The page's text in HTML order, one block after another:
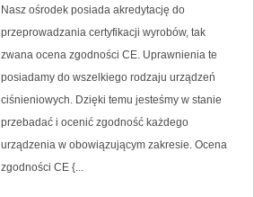
Nasz ośrodek posiada akredytację do
przeprowadzania certyfikacji wyrobów, tak
zwana ocena zgodności CE. Uprawnienia te
posiadamy do wszelkiego rodzaju urządzeń
ciśnieniowych. Dzięki temu jesteśmy w stanie
przebadać i ocenić zgodność każdego
urządzenia w obowiązującym zakresie. Ocena
zgodności CE {...